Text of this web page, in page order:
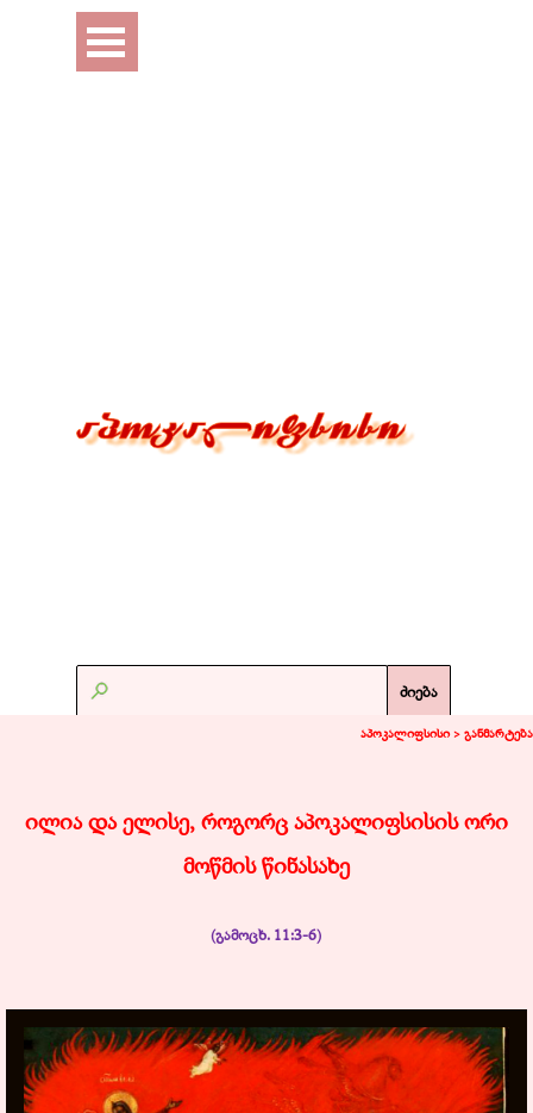
Перейти к контенту
Пропустить меню
ძიება
აპოკალიფსისი > განმარტება
ილია და ელისე, როგორც აპოკალიფსისის ორი
მოწმის წინასახე
(გამოცხ. 11:3-6)